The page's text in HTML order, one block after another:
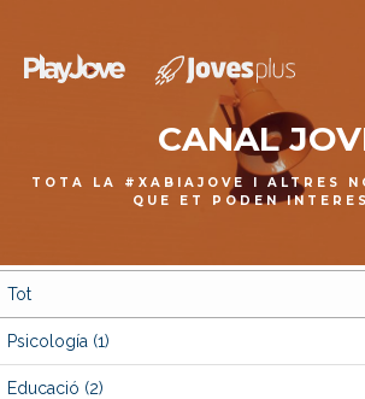
Xàbia Jove
CANAL
TOTA LA #XABIAJOVE I ALTRES
QUE ET PODEN
Tot
Psicología (1)
Educació (2)